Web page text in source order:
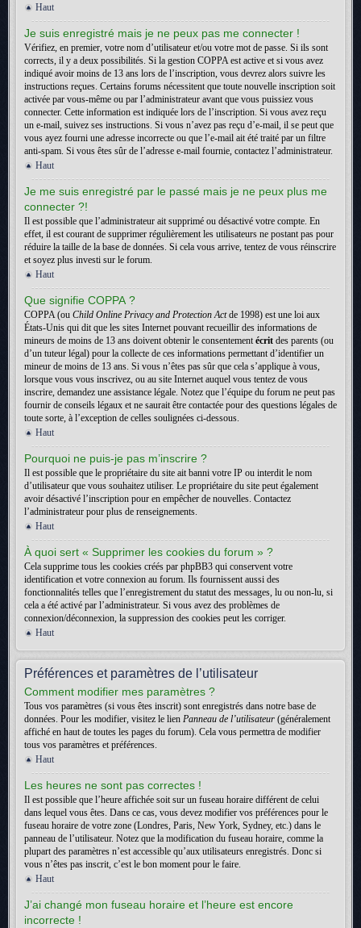
Haut
Je suis enregistré mais je ne peux pas me connecter !
Vérifiez, en premier, votre nom d’utilisateur et/ou votre mot de passe. Si ils sont
corrects, il y a deux possibilités. Si la gestion COPPA est active et si vous avez
indiqué avoir moins de 13 ans lors de l’inscription, vous devrez alors suivre les
instructions reçues. Certains forums nécessitent que toute nouvelle inscription soit
activée par vous-même ou par l’administrateur avant que vous puissiez vous
connecter. Cette information est indiquée lors de l’inscription. Si vous avez reçu
un e-mail, suivez ses instructions. Si vous n’avez pas reçu d’e-mail, il se peut que
vous ayez fourni une adresse incorrecte ou que l’e-mail ait été traité par un filtre
anti-spam. Si vous êtes sûr de l’adresse e-mail fournie, contactez l’administrateur.
Haut
Je me suis enregistré par le passé mais je ne peux plus me
connecter ?!
Il est possible que l’administrateur ait supprimé ou désactivé votre compte. En
effet, il est courant de supprimer régulièrement les utilisateurs ne postant pas pour
réduire la taille de la base de données. Si cela vous arrive, tentez de vous réinscrire
et soyez plus investi sur le forum.
Haut
Que signifie COPPA ?
COPPA (ou Child Online Privacy and Protection Actde 1998) est une loi aux
États-Unis qui dit que les sites Internet pouvant recueillir des informations de
mineurs de moins de 13 ans doivent obtenir le consentementécrit des parents (ou
d’un tuteur légal) pour la collecte de ces informations permettant d’identifier un
mineur de moins de 13 ans. Si vous n’êtes pas sûr que cela s’applique à vous,
lorsque vous vous inscrivez, ou au site Internet auquel vous tentez de vous
inscrire, demandez une assistance légale. Notez que l’équipe du forum ne peut pas
fournir de conseils légaux et ne saurait être contactée pour des questions légales de
toute sorte, à l’exception de celles soulignées ci-dessous.
Haut
Pourquoi ne puis-je pas m’inscrire ?
Il est possible que le propriétaire du site ait banni votre IP ou interdit le nom
d’utilisateur que vous souhaitez utiliser. Le propriétaire du site peut également
avoir désactivé l’inscription pour en empêcher de nouvelles. Contactez
l’administrateur pour plus de renseignements.
Haut
À quoi sert « Supprimer les cookies du forum » ?
Cela supprime tous les cookies créés par phpBB3 qui conservent votre
identification et votre connexion au forum. Ils fournissent aussi des
fonctionnalités telles que l’enregistrement du statut des messages, lu ou non-lu, si
cela a été activé par l’administrateur. Si vous avez des problèmes de
connexion/déconnexion, la suppression des cookies peut les corriger.
Haut
Préférences et paramètres de l’utilisateur
Comment modifier mes paramètres ?
Tous vos paramètres (si vous êtes inscrit) sont enregistrés dans notre base de
données. Pour les modifier, visitez le lien Panneau de l’utilisateur (généralement
affiché en haut de toutes les pages du forum). Cela vous permettra de modifier
tous vos paramètres et préférences.
Haut
Les heures ne sont pas correctes !
Il est possible que l’heure affichée soit sur un fuseau horaire différent de celui
dans lequel vous êtes. Dans ce cas, vous devez modifier vos préférences pour le
fuseau horaire de votre zone (Londres, Paris, New York, Sydney, etc.) dans le
panneau de l’utilisateur. Notez que la modification du fuseau horaire, comme la
plupart des paramètres n’est accessible qu’aux utilisateurs enregistrés. Donc si
vous n’êtes pas inscrit, c’est le bon moment pour le faire.
Haut
J’ai changé mon fuseau horaire et l’heure est encore
incorrecte !